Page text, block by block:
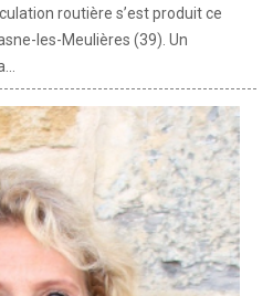
routière s’est produit ce
les-Meulières (39). Un